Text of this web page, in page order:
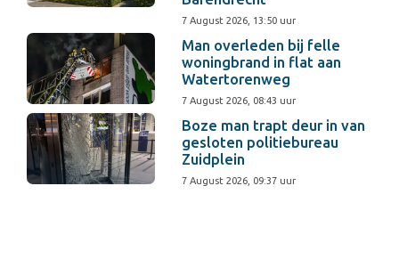
7 August 2026, 13:50 uur
Man overleden bij felle
woningbrand in flat aan
Watertorenweg
7 August 2026, 08:43 uur
Boze man trapt deur in van
gesloten politiebureau
Zuidplein
7 August 2026, 09:37 uur